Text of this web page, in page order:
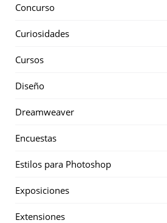
Concurso
Curiosidades
Cursos
Diseño
Dreamweaver
Encuestas
Estilos para Photoshop
Exposiciones
Extensiones